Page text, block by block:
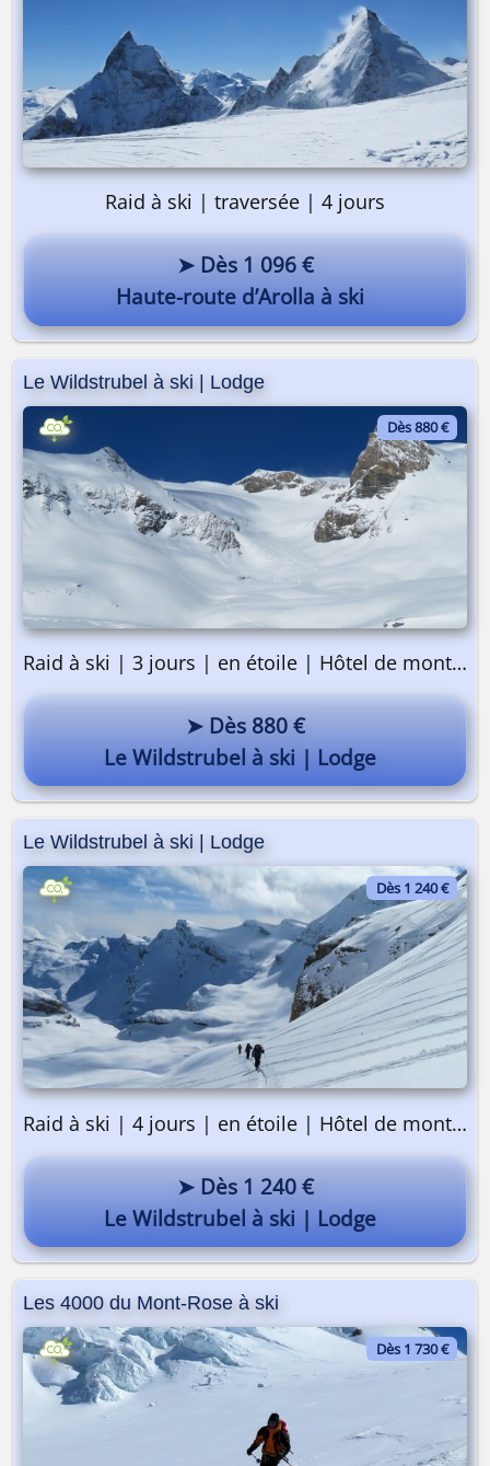
Pourquoi pas vous ? 😎
Raid à ski | traversée | 4 jours
➤ Dès 1 096 €
Haute-route d’Arolla à ski
Le Wildstrubel à ski | Lodge
Dès 880 €
Raid à ski | 3 jours | en étoile | Hôtel de montagne
➤ Dès 880 €
Le Wildstrubel à ski | Lodge
Le Wildstrubel à ski | Lodge
Dès 1 240 €
Raid à ski | 4 jours | en étoile | Hôtel de montagne
➤ Dès 1 240 €
Le Wildstrubel à ski | Lodge
Les 4000 du Mont-Rose à ski
Dès 1 730 €